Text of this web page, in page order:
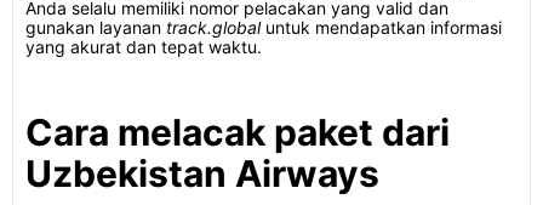
Anda selalu memiliki nomor pelacakan yang valid dan
gunakan layanan track.globaluntuk mendapatkan informasi
yang akurat dan tepat waktu.
Cara melacak paket dari
Uzbekistan Airways